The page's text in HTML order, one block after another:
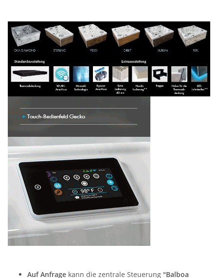
Auf Anfrage kann die zentrale Steuerung "Balboa